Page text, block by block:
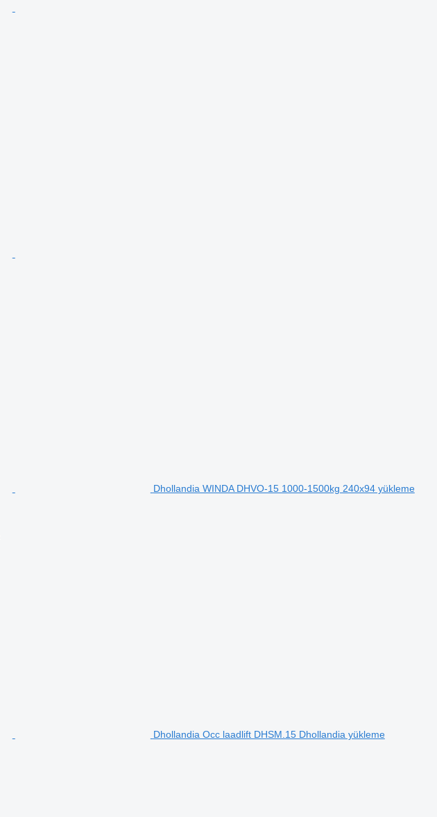
Dhollandia WINDA DHVO-15 1000-1500kg 240x94 yükleme
Dhollandia Occ laadlift DHSM.15 Dhollandia yükleme